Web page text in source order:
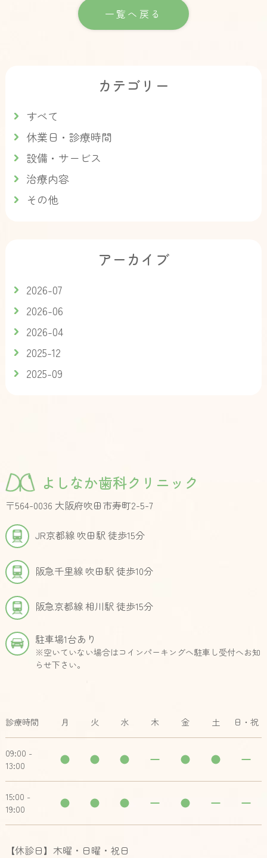
一覧へ戻る
カテゴリー
すべて
休業日・診療時間
設備・サービス
治療内容
その他
アーカイブ
2026-07
2026-06
2026-04
2025-12
2025-09
よしなか歯科クリニック
〒564-0036 大阪府吹田市寿町2-5-7
JR京都線 吹田駅 徒歩15分
阪急千里線 吹田駅 徒歩10分
阪急京都線 相川駅 徒歩15分
駐車場1台あり
※空いていない場合はコインパーキングへ駐車し受付へお知
らせ下さい。
診療時間 月 火 水 木 金 土 日・祝
09:00 -
13:00
15:00 -
19:00
【休診日】木曜・日曜・祝日